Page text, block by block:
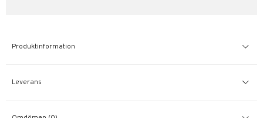
Produktinformation
Leverans